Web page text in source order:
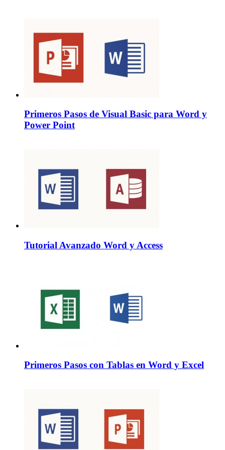
Primeros Pasos de Visual Basic para Word y
Power Point
Tutorial Avanzado Word y Access
Primeros Pasos con Tablas en Word y Excel